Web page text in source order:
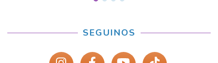
SEGUINOS